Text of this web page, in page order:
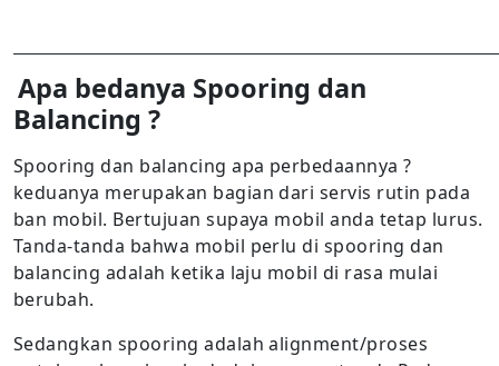
Apa bedanya Spooring dan
Balancing ?
Spooring dan balancing apa perbedaannya ?
keduanya merupakan bagian dari servis rutin pada
ban mobil. Bertujuan supaya mobil anda tetap lurus.
Tanda-tanda bahwa mobil perlu di spooring dan
balancing adalah ketika laju mobil di rasa mulai
berubah.
Sedangkan spooring adalah alignment/proses